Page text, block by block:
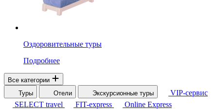
Оздоровительные туры
Подробнее
Все категории
Туры
Отели Экскурсионные туры
VIP-сервис
SELECT travel
FIT-express Online Express